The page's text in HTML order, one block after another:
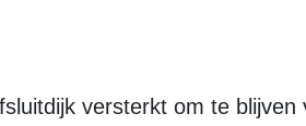
versterkt om te